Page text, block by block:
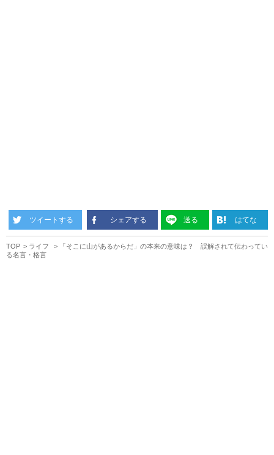
ツイートする シェアする 送る はてな
TOP ライフ
「そこに山があるからだ」の本来の意味は？ 誤解されて伝わってい
る名言・格言